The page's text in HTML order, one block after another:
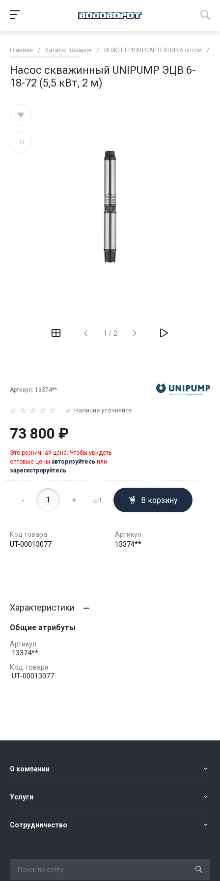
Главная / Каталог товаров / ИНЖЕНЕРНАЯ САНТЕХНИКА оптом /
Насос скважинный UNIPUMP ЭЦВ 6-
18-72 (5,5 кВт, 2 м)
1 / 2
Артикул: 13374**
Наличие уточняйте
73 800 ₽
Это розничная цена. Чтобы увидеть
оптовые цены авторизуйтесь или
зарегистрируйтесь
- + шт. В корзину
Код товара
UT-00013077
Артикул
13374**
Характеристики
Общие атрибуты
Артикул
13374**
Код товара
UT-00013077
О компании
Услуги
Сотрудничество